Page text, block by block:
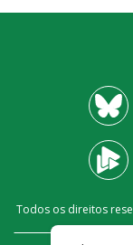
Todos os direitos